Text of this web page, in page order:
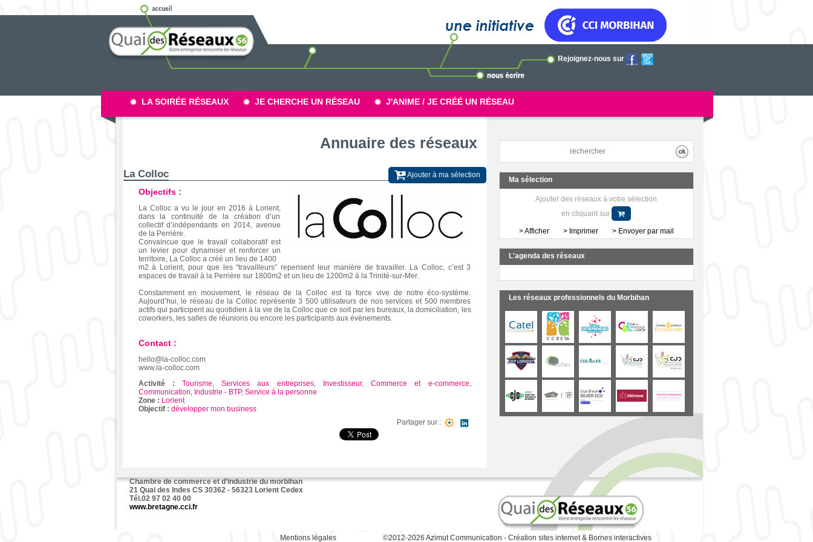
LA SOIRÉE RÉSEAUX JE CHERCHE UN RÉSEAU J'ANIME / JE CRÉÉ UN RÉSEAU
Ma sélection
Ajouter des réseaux à votre sélection
en cliquant sur
> Afficher > Imprimer > Envoyer par mail
L'agenda des réseaux
Les réseaux professionnels du Morbihan
Annuaire des réseaux
Ajouter à ma sélection
La Colloc
Objectifs :
La Colloc a vu le jour en 2016 à Lorient,
dans la continuité de la création d’un
collectif d’indépendants en 2014, avenue
de la Perrière.
Convaincue que le travail collaboratif est
un levier pour dynamiser et renforcer un
territoire, La Colloc a créé un lieu de 1400
m2 à Lorient, pour que les “travailleurs” repensent leur manière de travailler. La Colloc, c’est 3
espaces de travail à la Perrière sur 1800m2 et un lieu de 1200m2 à la Trinité-sur-Mer.
Constamment en mouvement, le réseau de la Colloc est la force vive de notre éco-système.
Aujourd’hui, le réseau de la Colloc représente 3 500 utilisateurs de nos services et 500 membres
actifs qui participent au quotidien à la vie de la Colloc que ce soit par les bureaux, la domiciliation, les
coworkers, les salles de réunions ou encore les participants aux évènements.
Contact :
hello@la-colloc.com
www.la-colloc.com
Activité :
Tourisme,Services aux entreprises, Investisseur,Commerce et e-commerce,
Communication, Industrie - BTP, Service à la personne
Zone : Lorient
Objectif : développer mon business
Partager sur :
Rejoignez-nous sur
Chambre de commerce et d’industrie du morbihan
21 Quai des Indes CS 30362 - 56323 Lorient Cedex
Tél.02 97 02 40 00
www.bretagne.cci.fr
Mentions légales ©2012-2026 Azimut Communication - Création sites internet& Bornes interactives